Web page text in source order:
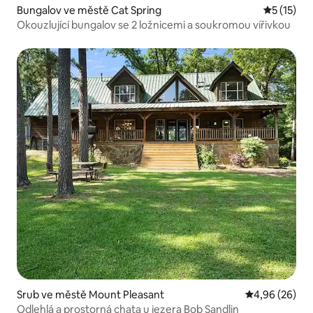
Bungalov ve městě Cat Spring
5 (15)
Okouzlující bungalov se 2 ložnicemi a soukromou vířivkou
Srub ve městě Mount Pleasant Průměrné
4,96 (26)
Odlehlá a prostorná chata u jezera Bob Sandlin